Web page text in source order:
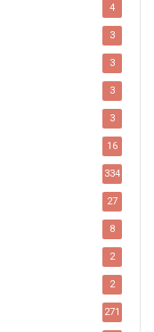
4
3
3
3
3
16
334
27
8
2
2
271